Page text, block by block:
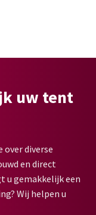
uw tent
over diverse
en direct
u gemakkelijk een
Wij helpen u